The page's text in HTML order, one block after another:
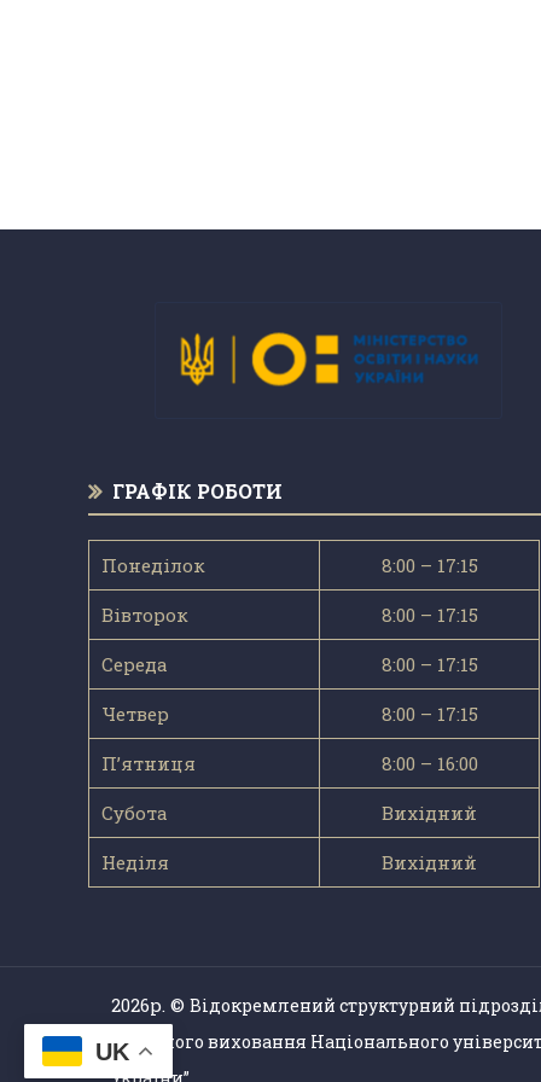
ГРАФІК РОБОТИ
Понеділок 8:00 – 17:15
Вівторок 8:00 – 17:15
Середа 8:00 – 17:15
Четвер 8:00 – 17:15
П’ятниця 8:00 – 16:00
Субота Вихідний
Неділя Вихідний
2026р. © Відокремлений структурний
фізичного виховання Національного
UK